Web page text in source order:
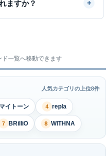
ますか？
一覧へ移動できます
人気カテゴリの上位8件
マイトーン 4 repla
7 BRilliO 8 WITHNA